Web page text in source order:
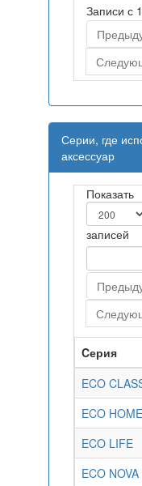
Записи с
Серии, где
аксессуар
Показать
записей
Cерия
ECO
ECO HOME
ECO LIFE
ECO NOVA